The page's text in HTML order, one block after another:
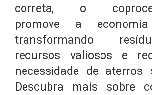
correta, o
promove a
transformando
recursos valiosos e
necessidade de aterros
Descubra mais sobre